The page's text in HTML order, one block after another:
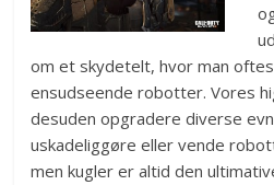
om et skydetelt, hvor man
ensudseende robotter. Vores
desuden opgradere diverse
uskadeliggøre eller vende
men kugler er altid den